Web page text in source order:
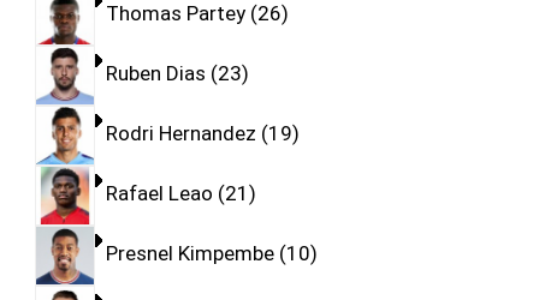
Thomas Partey 26
Ruben Dias 23
Rodri Hernandez 19
Rafael Leao 21
Presnel Kimpembe 10